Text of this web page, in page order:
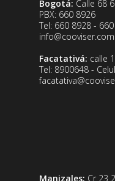
Bogotá: Calle 68
PBX: 660 8926
Tel: 660 8928 -
Facatativá: calle
Tel: 8900648 -
Manizales: Cr 23